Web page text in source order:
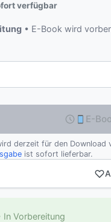
verfügbar
• E-Book wird
E-
derzeit für den Download
ist sofort lieferbar.
In Vorbereitung